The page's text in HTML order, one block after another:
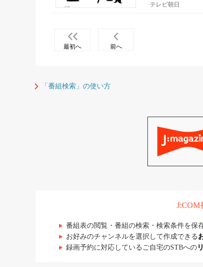
テレビ朝日
最初へ 前へ
「番組検索」の使い方
J:COM
番組表の閲覧・番組の検索・検索条件を保
お好みのチャンネルを選択して作成できる
録画予約に対応しているご自宅のSTBへの